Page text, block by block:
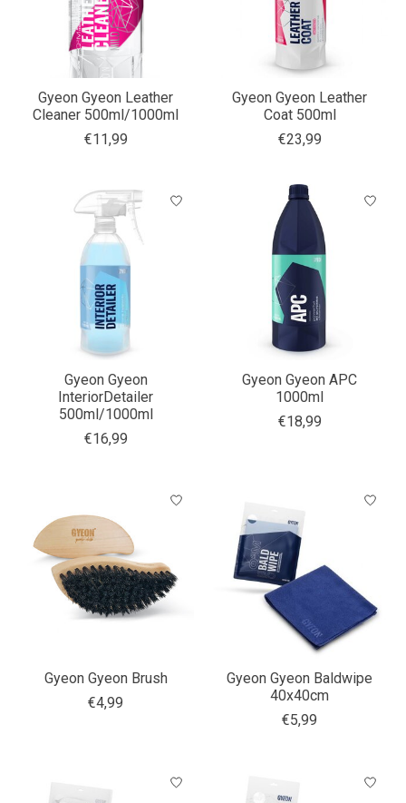
Gyeon Gyeon Leather
Cleaner 500ml/1000ml
€11,99
Gyeon Gyeon Leather
Coat 500ml
€23,99
Gyeon Gyeon
InteriorDetailer
500ml/1000ml
€16,99
Gyeon Gyeon APC
1000ml
€18,99
Gyeon Gyeon Brush
€4,99
Gyeon Gyeon Baldwipe
40x40cm
€5,99